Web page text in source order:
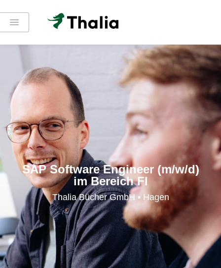
SAP Software Engineer (m/w/d)
im Bereich FI
Thalia Bücher GmbH • Hagen